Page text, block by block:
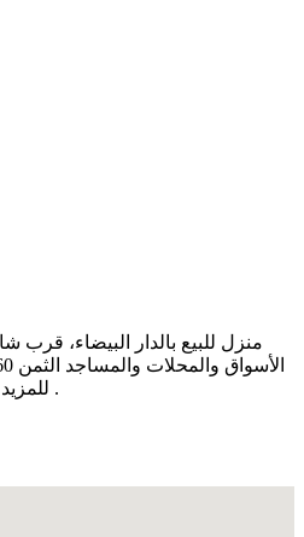
منزل للبيع بالدار البيضاء،
للمزيد من المعلومات يرجى الاتصال .